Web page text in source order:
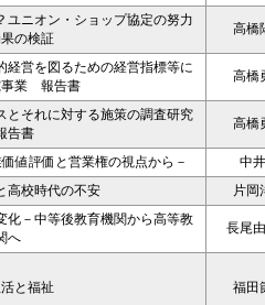
ユニオン・ショップ協定の努力
の検証
高橋
経営を図るための経営指標等に
事業 報告書
高橋
とそれに対する施策の調査研究
告書
高橋
値評価と営業権の視点から－
中
高校時代の不安
片岡
化－中等後教育機関から高等教
へ
長尾
と福祉 福田